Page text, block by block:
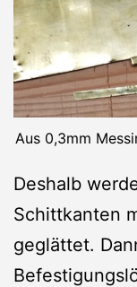
Aus 0,3mm
Deshalb
Schittkanten
geglättet.